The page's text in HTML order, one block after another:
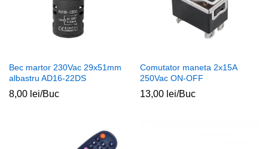
Bec martor 230Vac 29x51mm
albastru AD16-22DS
8,00 lei/Buc
Comutator maneta 2x15A
250Vac ON-OFF
13,00 lei/Buc